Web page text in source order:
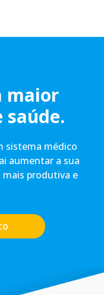
maior
sistema médico
aumentar a sua
produtiva e